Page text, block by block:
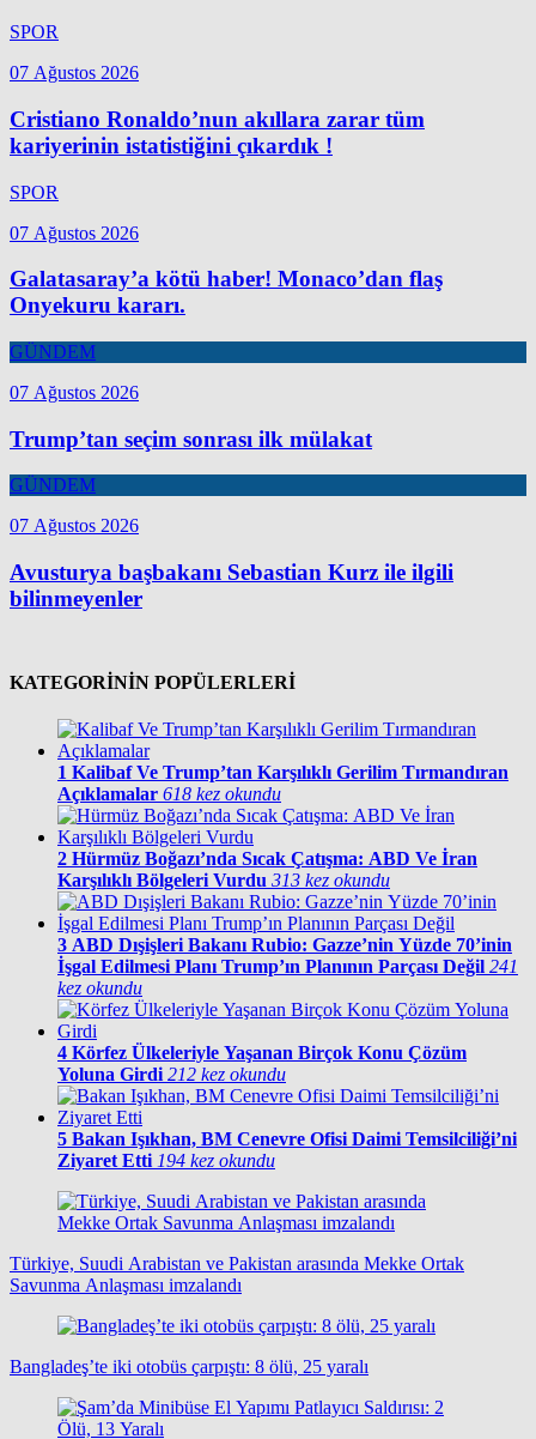
SPOR
07 Ağustos 2026
Cristiano Ronaldo’nun akıllara zarar tüm
kariyerinin istatistiğini çıkardık !
SPOR
07 Ağustos 2026
Galatasaray’a kötü haber! Monaco’dan flaş
Onyekuru kararı.
GÜNDEM
07 Ağustos 2026
Trump’tan seçim sonrası ilk mülakat
GÜNDEM
07 Ağustos 2026
Avusturya başbakanı Sebastian Kurz ile ilgili
bilinmeyenler
KATEGORİNİN POPÜLERLERİ
1 Kalibaf Ve Trump’tan Karşılıklı Gerilim Tırmandıran
Açıklamalar 618 kez okundu
2 Hürmüz Boğazı’nda Sıcak Çatışma: ABD Ve İran
Karşılıklı Bölgeleri Vurdu 313 kez okundu
3 ABD Dışişleri Bakanı Rubio: Gazze’nin Yüzde 70’inin
İşgal Edilmesi Planı Trump’ın Planının Parçası Değil 241
kez okundu
4 Körfez Ülkeleriyle Yaşanan Birçok Konu Çözüm
Yoluna Girdi 212 kez okundu
5 Bakan Işıkhan, BM Cenevre Ofisi Daimi Temsilciliği’ni
Ziyaret Etti 194 kez okundu
Türkiye, Suudi Arabistan ve Pakistan arasında Mekke Ortak
Savunma Anlaşması imzalandı
Bangladeş’te iki otobüs çarpıştı: 8 ölü, 25 yaralı